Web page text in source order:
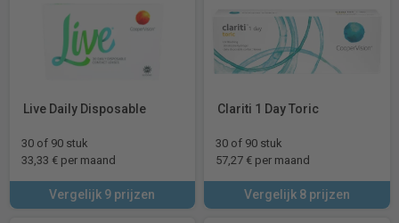
Live Daily Disposable
30 of 90 stuk
33,33 € per maand
Vergelijk 9 prijzen
Clariti 1 Day Toric
30 of 90 stuk
57,27 € per maand
Vergelijk 8 prijzen